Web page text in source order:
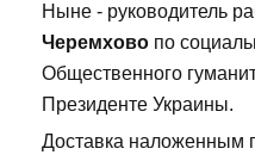
Ныне - руководитель
Черемхово по
Общественного
Президенте Украины.
Доставка наложенным